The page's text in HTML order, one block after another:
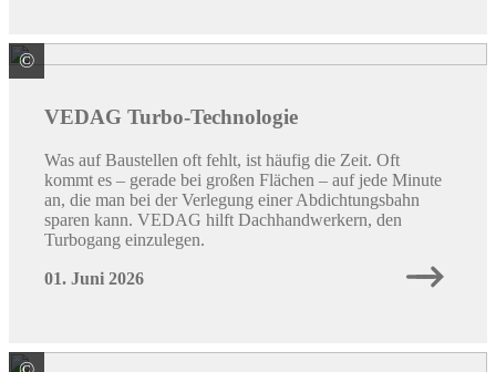
© BMI Deutschland GmbH Marke Vedag
VEDAG Turbo-Technologie
Was auf Baustellen oft fehlt, ist häufig die Zeit. Oft
kommt es – gerade bei großen Flächen – auf jede Minute
an, die man bei der Verlegung einer Abdichtungsbahn
sparen kann. VEDAG hilft Dachhandwerkern, den
Turbogang einzulegen.
01. Juni 2026